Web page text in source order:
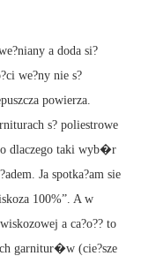
a doda si?
we?ny nie s?
powierza.
s? poliestrowe
dlaczego taki wyb�r
Ja spotka?am sie
100%”. A w
a ca?o?? to
garnitur�w (cie?sze